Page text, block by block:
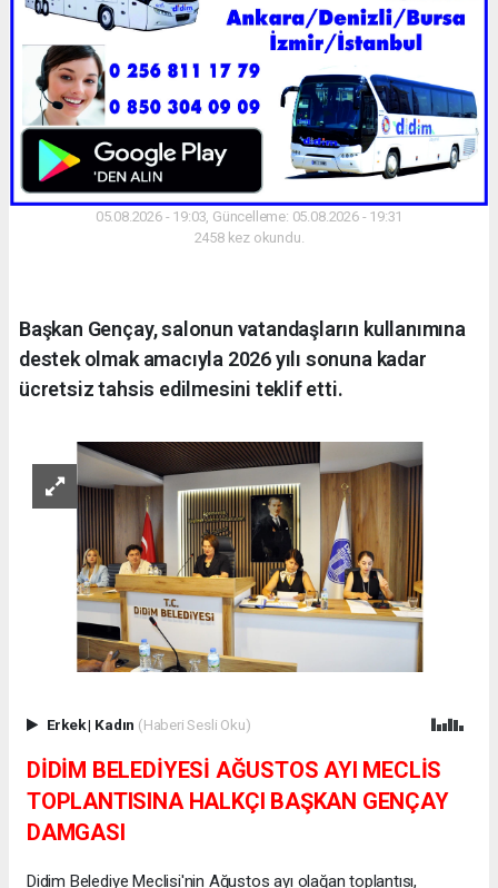
05.08.2026 - 19:03, Güncelleme: 05.08.2026 - 19:31
2458 kez okundu.
Başkan Gençay, salonun vatandaşların kullanımına
destek olmak amacıyla 2026 yılı sonuna kadar
ücretsiz tahsis edilmesini teklif etti.
Erkek| Kadın (Haberi Sesli Oku)
DİDİM BELEDİYESİ AĞUSTOS AYI MECLİS
TOPLANTISINA HALKÇI BAŞKAN GENÇAY
DAMGASI
Didim Belediye Meclisi'nin Ağustos ayı olağan toplantısı,